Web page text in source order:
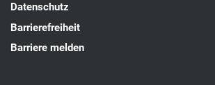
Datenschutz
Barrierefreiheit
Barriere melden